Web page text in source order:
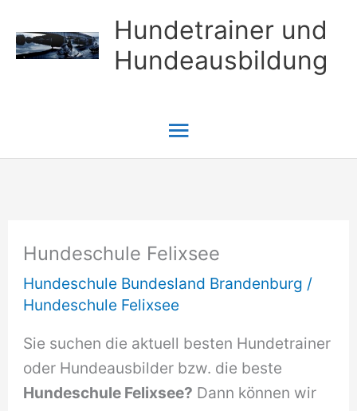
Inhalt
springen
Hundetrainer und
Hundeausbildung
Hauptmenü
Hundeschule Felixsee
Hundeschule Bundesland Brandenburg /
Hundeschule Felixsee
Sie suchen die aktuell besten Hundetrainer
oder Hundeausbilder bzw. die beste
Hundeschule Felixsee? Dann können wir